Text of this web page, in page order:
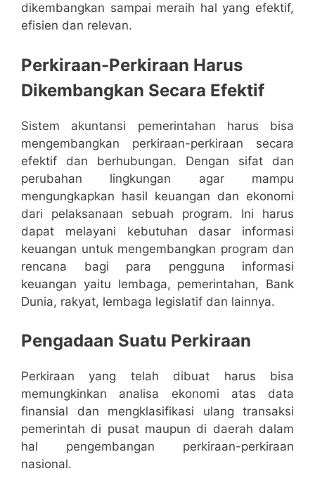
dikembangkan sampai meraih hal yang efektif,
efisien dan relevan.
Perkiraan-Perkiraan Harus
Dikembangkan Secara Efektif
Sistem akuntansi pemerintahan harus bisa
mengembangkan perkiraan-perkiraan secara
efektif dan berhubungan. Dengan sifat dan
perubahan lingkungan agar mampu
mengungkapkan hasil keuangan dan ekonomi
dari pelaksanaan sebuah program. Ini harus
dapat melayani kebutuhan dasar informasi
keuangan untuk mengembangkan program dan
rencana bagi para pengguna informasi
keuangan yaitu lembaga, pemerintahan, Bank
Dunia, rakyat, lembaga legislatif dan lainnya.
Pengadaan Suatu Perkiraan
Perkiraan yang telah dibuat harus bisa
memungkinkan analisa ekonomi atas data
finansial dan mengklasifikasi ulang transaksi
pemerintah di pusat maupun di daerah dalam
hal pengembangan perkiraan-perkiraan
nasional.